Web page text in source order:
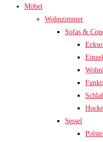
Möbel
Wohnzimmer
Sofas &
Sessel